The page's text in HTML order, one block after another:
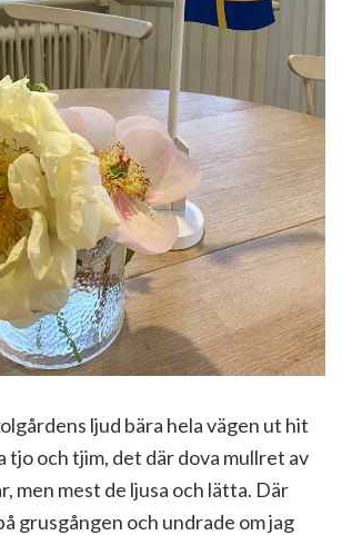
ljud bära hela vägen ut hit
tjo och tjim, det där dova mullret av
men mest de ljusa och lätta. Där
grusgången och undrade om jag